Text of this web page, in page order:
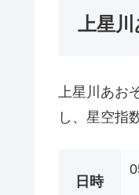
上星
上星川あお
し、星空指
日時